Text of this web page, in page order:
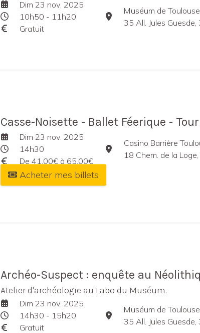
Dim 23 nov. 2025
10h50 - 11h20
Gratuit
Muséum de Toulouse
35 All. Jules
Casse-Noisette - Ballet Féerique -
Dim 23 nov. 2025
14h30
De 41,00€ à 65,00€
Casino Barrière
18 Chem. de la
Acheter mes billets
Archéo-Suspect : enquête au
Atelier d'archéologie au Labo du Muséum.
Dim 23 nov. 2025
14h30 - 15h20
Gratuit
Muséum de Toulouse
35 All. Jules